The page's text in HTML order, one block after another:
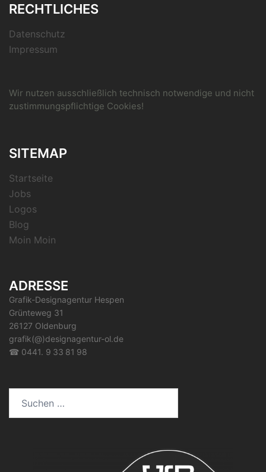
RECHTLICHES
Datenschutz
Impressum
Wir nutzen ausschließlich technisch notwendige und nicht
zustimmungspflichtige Cookies!
SITEMAP
Startseite
Jobs
Logos
Blog
Moin Moin
ADRESSE
Grafik-Designagentur Hespen
Grünteweg 31
26127 Oldenburg
grafik(@)designagentur-ol.de
☎ 0441. 9 33 81 98
nach: